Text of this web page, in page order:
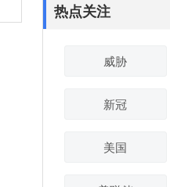
热点关注
威胁
新冠
美国